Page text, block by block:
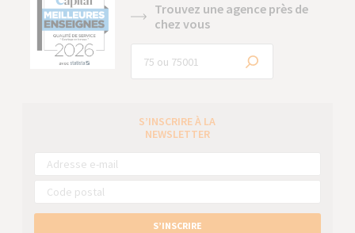
Trouvez une agence près de
chez vous
S’INSCRIRE À LA
NEWSLETTER
S’INSCRIRE